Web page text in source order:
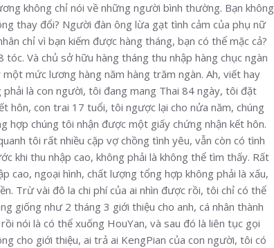
không chỉ nói về những người bình thường. Bạn không
thay đổi? Người đàn ông lừa gạt tình cảm của phụ nữ
chỉ vì bạn kiếm được hàng tháng, bạn có thể mặc cả?
Và chủ sở hữu hàng tháng thu nhập hàng chục ngàn
mức lương hàng năm hàng trăm ngàn. Ah, viết hay
là con người, tôi đang mang Thai 84 ngày, tôi đặt
hôn, con trai 17 tuổi, tôi ngược lại cho nửa năm, chúng
chúng tôi nhận được một giấy chứng nhận kết hôn.
tôi rất nhiều cặp vợ chồng tình yêu, vẫn còn có tình
khi thu nhập cao, không phải là không thể tìm thấy. Rất
cao, ngoại hình, chất lượng tổng hợp không phải là xấu,
Trừ vài đô la chi phí của ai nhìn được rồi, tôi chỉ có thể
giống như 2 tháng 3 giới thiệu cho anh, cá nhân thành
nói là có thể xuống HouYan, và sau đó là liên tục gọi
cho giới thiệu, ai trả ai KengPian của con người, tôi có